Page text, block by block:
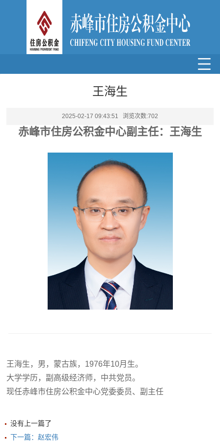
王海生
2025-02-17 09:43:51 浏览次数:702
赤峰市住房公积金中心副 主任：王海生
王海生，男，蒙古族，1976年10月生。
大学学历，副高级经济师，中共党员。
现任赤峰市住房公积金中心党委委员、副主任
没有上一篇了
下一篇：赵宏伟